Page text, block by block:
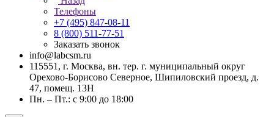
Телефоны
+7 (495) 847-08-11
8 (800) 511-77-51
Заказать звонок
info@labcsm.ru
115551, г. Москва, вн. тер. г. муниципальный округ
Орехово-Борисово Северное, Шипиловский проезд, д.
47, помещ. 13Н
Пн. – Пт.: с 9:00 до 18:00